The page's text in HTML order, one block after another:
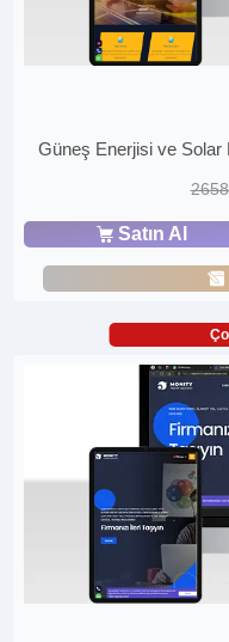
Güneş Enerjisi ve Solar
Satın Al